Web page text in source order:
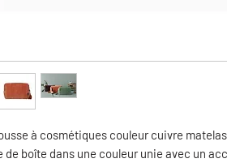
à cosmétiques couleur cuivre
de boîte dans une couleur unie avec un